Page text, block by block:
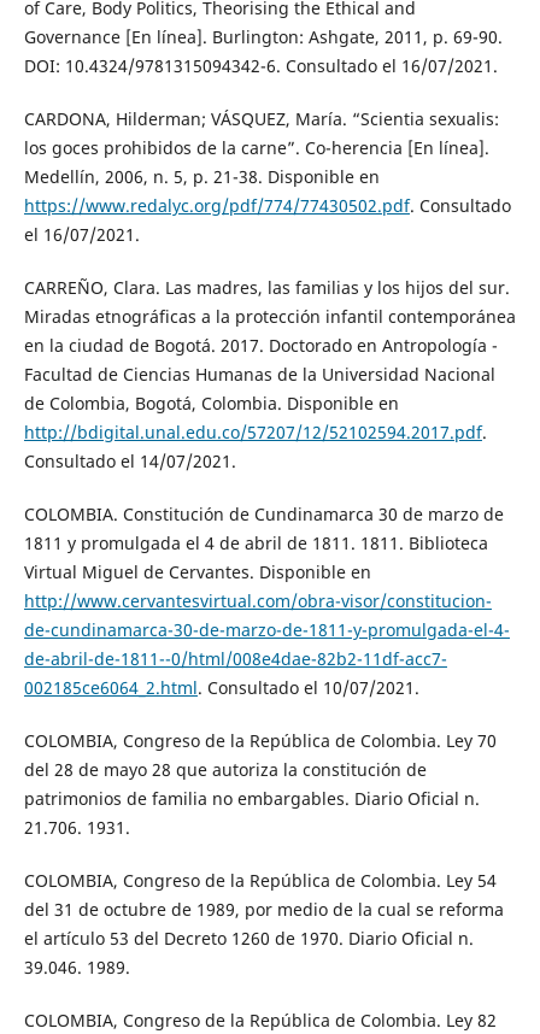
of Care, Body Politics, Theorising the Ethical and
Governance [En línea]. Burlington: Ashgate, 2011, p. 69-90.
DOI: 10.4324/9781315094342-6. Consultado el 16/07/2021.
CARDONA, Hilderman; VÁSQUEZ, María. “Scientia sexualis:
los goces prohibidos de la carne”. Co-herencia [En línea].
Medellín, 2006, n. 5, p. 21-38. Disponible en
https://www.redalyc.org/pdf/774/77430502.pdf. Consultado
el 16/07/2021.
CARREÑO, Clara. Las madres, las familias y los hijos del sur.
Miradas etnográficas a la protección infantil contemporánea
en la ciudad de Bogotá. 2017. Doctorado en Antropología -
Facultad de Ciencias Humanas de la Universidad Nacional
de Colombia, Bogotá, Colombia. Disponible en
http://bdigital.unal.edu.co/57207/12/52102594.2017.pdf.
Consultado el 14/07/2021.
COLOMBIA. Constitución de Cundinamarca 30 de marzo de
1811 y promulgada el 4 de abril de 1811. 1811. Biblioteca
Virtual Miguel de Cervantes. Disponible en
http://www.cervantesvirtual.com/obra-visor/constitucion-
de-cundinamarca-30-de-marzo-de-1811-y-promulgada-el-4-
de-abril-de-1811--0/html/008e4dae-82b2-11df-acc7-
002185ce6064_2.html. Consultado el 10/07/2021.
COLOMBIA, Congreso de la República de Colombia. Ley 70
del 28 de mayo 28 que autoriza la constitución de
patrimonios de familia no embargables. Diario Oficial n.
21.706. 1931.
COLOMBIA, Congreso de la República de Colombia. Ley 54
del 31 de octubre de 1989, por medio de la cual se reforma
el artículo 53 del Decreto 1260 de 1970. Diario Oficial n.
39.046. 1989.
COLOMBIA, Congreso de la República de Colombia. Ley 82